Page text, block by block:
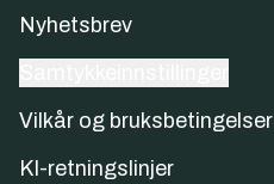
Nyhetsbrev
Vilkår og bruksbetingelser
KI-retningslinjer